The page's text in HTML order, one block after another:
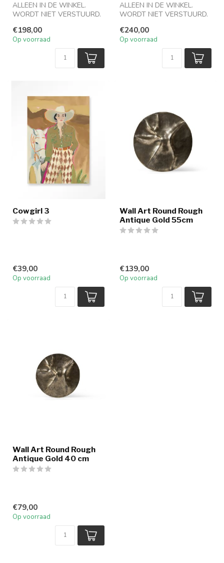
ALLEEN IN DE WINKEL.
WORDT NIET VERSTUURD.
€198,00
Op voorraad
ALLEEN IN DE WINKEL.
WORDT NIET VERSTUURD.
€240,00
Op voorraad
Cowgirl 3
€39,00
Op voorraad
Wall Art Round Rough
Antique Gold 55cm
€139,00
Op voorraad
Wall Art Round Rough
Antique Gold 40 cm
€79,00
Op voorraad